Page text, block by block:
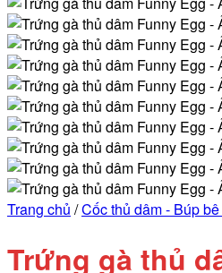
Trang chủ /Cốc thủ dâm - Búp
Trứng gà thủ